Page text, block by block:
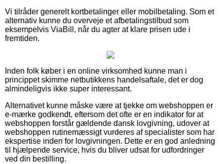
Vi tilråder generelt kortbetalinger eller mobilbetaling. Som et
alternativ kunne du overveje et afbetalingstilbud som
eksempelvis ViaBill, når du agter at klare prisen ude i
fremtiden.
Inden folk køber i en online virksomhed kunne man i
princippet skimme netbutikkens handelsaftale, det er dog
almindeligvis ikke super interessant.
Alternativet kunne måske være at tjekke om webshoppen er
e-mærke godkendt, eftersom det ofte er en indikator for at
webshoppen forstår gældende dansk lovgivning, udover at
webshoppen rutinemæssigt vurderes af specialister som har
ekspertise inden for lovgivningen. Dette er en god anledning
til hjælpende service, hvis du bliver udsat for udfordringer
ved din bestilling.